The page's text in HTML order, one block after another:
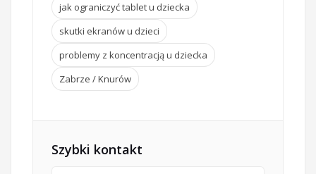
jak ograniczyć tablet u dziecka
skutki ekranów u dzieci
problemy z koncentracją u dziecka
Zabrze / Knurów
Szybki kontakt